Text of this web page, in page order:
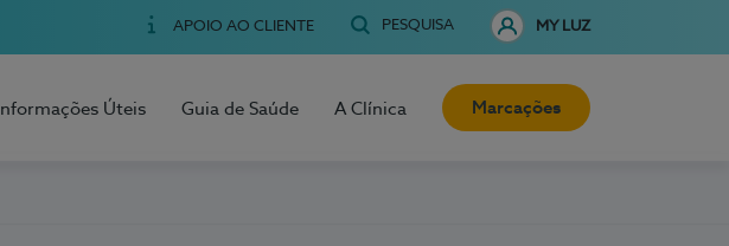
APOIO AO CLIENTE PESQUISA MY LUZ
Informações Úteis Guia de Saúde A Clínica Marcações